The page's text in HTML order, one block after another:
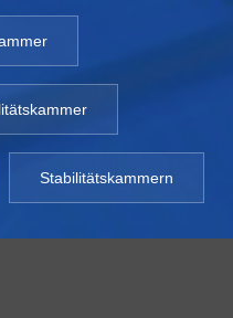
beeinflusst die
des Produkts.
getestet werden. Dann
getestet,
die in das
oder -präparate
sie richtig? Warum
Stabilitätskammern